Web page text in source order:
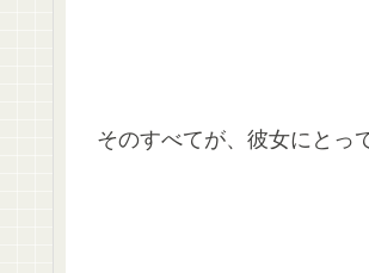
そのすべてが、彼女にとっ